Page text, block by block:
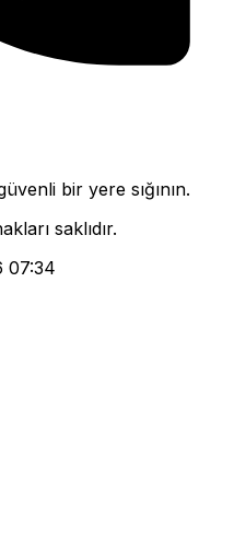
bir yere sığının.
saklıdır.
07:34